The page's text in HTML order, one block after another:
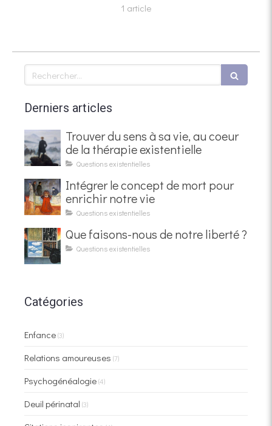
1 article
Rechercher
Derniers articles
Trouver du sens à sa vie, au coeur
de la thérapie existentielle
Questions existentielles
Intégrer le concept de mort pour
enrichir notre vie
Questions existentielles
Que faisons-nous de notre liberté ?
Questions existentielles
Catégories
Enfance(3)
Relations amoureuses (7)
Psychogénéalogie(4)
Deuil périnatal (3)